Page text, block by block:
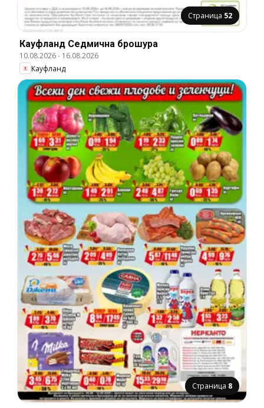
Страница 52
Кауфланд Cедмична брошура
10.08.2026- 16.08.2026
Кауфланд
Страница 8